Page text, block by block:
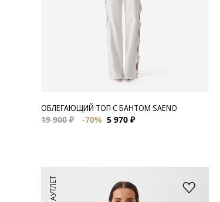
ОБЛЕГАЮЩИЙ ТОП С БАНТОМ SAENO
19 900 ₽
-70% 5 970 ₽
АУТЛЕТ